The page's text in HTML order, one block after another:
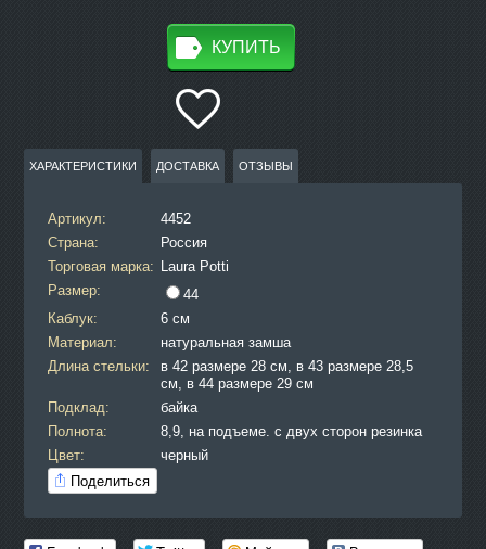
КУПИТЬ
ХАРАКТЕРИСТИКИ ДОСТАВКА ОТЗЫВЫ
Артикул:
4452
Страна:
Россия
Торговая марка: Laura Potti
Размер:
44
Каблук:
6 см
Материал:
натуральная замша
Длина стельки:
в 42 размере 28 см, в 43 размере 28,5
см, в 44 размере 29 см
Подклад:
байка
Полнота:
8,9, на подъеме. с двух сторон резинка
Цвет:
черный
Поделиться